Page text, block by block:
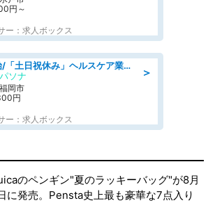
円～
ー：求人ボックス
＞
08月開始/「土日祝休み」ヘルスケア業界の産業保健師/高時給/未経験OK/要資格:保健師、正看護師
ソナ
岡市
円
ー：求人ボックス
のペンギン"夏のラッキーバッグ"が8月
に発売。Pensta史上最も豪華な7点入り